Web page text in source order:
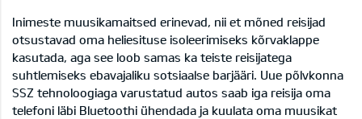
Inimeste muusikamaitsed erinevad, nii et mõned reisijad
otsustavad oma heliesituse isoleerimiseks kõrvaklappe
kasutada, aga see loob samas ka teiste reisijatega
suhtlemiseks ebavajaliku sotsiaalse barjääri. Uue põlvkonna
SSZ tehnoloogiaga varustatud autos saab iga reisija oma
telefoni läbi Bluetoothi ühendada ja kuulata oma muusikat